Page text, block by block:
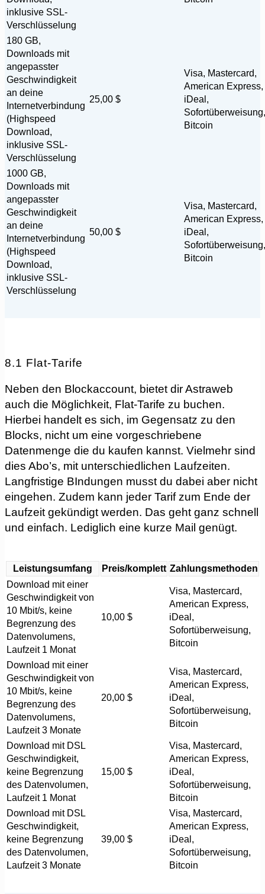
inklusive SSL-
Verschlüsselung
180 GB,
Downloads mit
angepasster
Geschwindigkeit
an deine
Internetverbindung
(Highspeed
Download,
inklusive SSL-
Verschlüsselung
25,00 $
Visa, Mastercard,
American Express,
iDeal,
Sofortüberweisung,
Bitcoin
1000 GB,
Downloads mit
angepasster
Geschwindigkeit
an deine
Internetverbindung
(Highspeed
Download,
inklusive SSL-
Verschlüsselung
50,00 $
Visa, Mastercard,
American Express,
iDeal,
Sofortüberweisung,
Bitcoin
8.1 Flat-Tarife
Neben den Blockaccount, bietet dir Astraweb
auch die Möglichkeit, Flat-Tarife zu buchen.
Hierbei handelt es sich, im Gegensatz zu den
Blocks, nicht um eine vorgeschriebene
Datenmenge die du kaufen kannst. Vielmehr sind
dies Abo’s, mit unterschiedlichen Laufzeiten.
Langfristige BIndungen musst du dabei aber nicht
eingehen. Zudem kann jeder Tarif zum Ende der
Laufzeit gekündigt werden. Das geht ganz schnell
und einfach. Lediglich eine kurze Mail genügt.
Leistungsumfang Preis/komplett Zahlungsmethoden
Download mit einer
Geschwindigkeit von
10 Mbit/s, keine
Begrenzung des
Datenvolumens,
Laufzeit 1 Monat
10,00 $
Visa, Mastercard,
American Express,
iDeal,
Sofortüberweisung,
Bitcoin
Download mit einer
Geschwindigkeit von
10 Mbit/s, keine
Begrenzung des
Datenvolumens,
Laufzeit 3 Monate
20,00 $
Visa, Mastercard,
American Express,
iDeal,
Sofortüberweisung,
Bitcoin
Download mit DSL
Geschwindigkeit,
keine Begrenzung
des Datenvolumen,
Laufzeit 1 Monat
15,00 $
Visa, Mastercard,
American Express,
iDeal,
Sofortüberweisung,
Bitcoin
Download mit DSL
Geschwindigkeit,
keine Begrenzung
des Datenvolumen,
Laufzeit 3 Monate
39,00 $
Visa, Mastercard,
American Express,
iDeal,
Sofortüberweisung,
Bitcoin